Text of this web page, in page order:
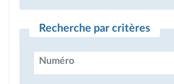
Recherche par critères
Numéro